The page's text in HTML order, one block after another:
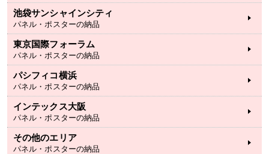
池袋サンシャインシティ
パネル・ポスターの納品
東京国際フォーラム
パネル・ポスターの納品
パシフィコ横浜
パネル・ポスターの納品
インテックス大阪
パネル・ポスターの納品
その他のエリア
パネル・ポスターの納品